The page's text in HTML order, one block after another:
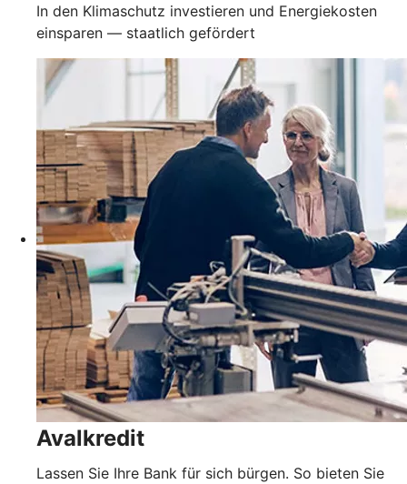
In den Klimaschutz investieren und Energiekosten
einsparen — staatlich gefördert
Avalkredit
Lassen Sie Ihre Bank für sich bürgen. So bieten Sie